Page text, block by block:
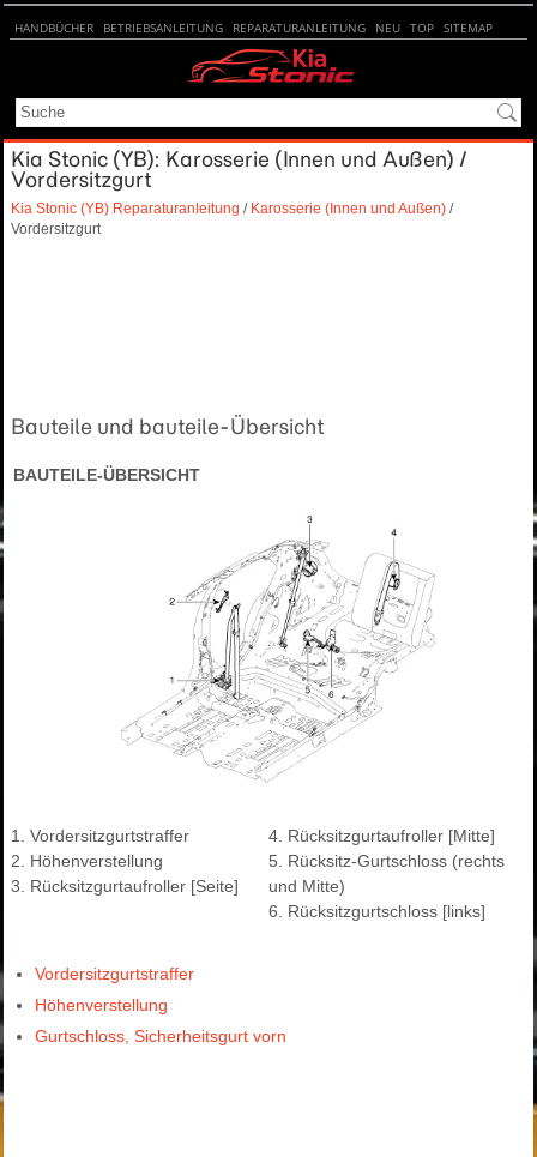
HANDBÜCHER BETRIEBSANLEITUNG REPARATURANLEITUNG NEU TOP SITEMAP
Kia Stonic (YB): Karosserie (Innen und Außen) /
Vordersitzgurt
Kia Stonic (YB) Reparaturanleitung / Karosserie (Innen und Außen) /
Vordersitzgurt
Bauteile und bauteile-Übersicht
BAUTEILE-ÜBERSICHT
1. Vordersitzgurtstraffer
2. Höhenverstellung
3. Rücksitzgurtaufroller [Seite]
4. Rücksitzgurtaufroller [Mitte]
5. Rücksitz-Gurtschloss (rechts
und Mitte)
6. Rücksitzgurtschloss [links]
Vordersitzgurtstraffer
Höhenverstellung
Gurtschloss, Sicherheitsgurt vorn